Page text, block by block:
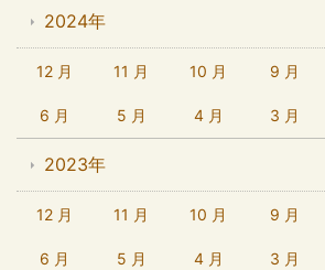
2024年
12 月 11 月 10 月 9 月
6 月 5 月 4 月 3 月
2023年
12 月 11 月 10 月 9 月
6 月 5 月 4 月 3 月